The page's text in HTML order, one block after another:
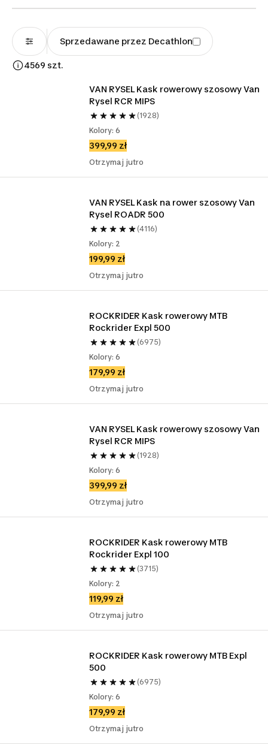
Sprzedawane przez Decathlon
4569 szt.
VAN RYSEL Kask rowerowy szosowy Van
Rysel RCR MIPS
(1928)
Kolory: 6
399,99 zł
Otrzymaj jutro
VAN RYSEL Kask na rower szosowy Van
Rysel ROADR 500
(4116)
Kolory: 2
199,99 zł
Otrzymaj jutro
ROCKRIDER Kask rowerowy MTB
Rockrider Expl 500
(6975)
Kolory: 6
179,99 zł
Otrzymaj jutro
VAN RYSEL Kask rowerowy szosowy Van
Rysel RCR MIPS
(1928)
Kolory: 6
399,99 zł
Otrzymaj jutro
ROCKRIDER Kask rowerowy MTB
Rockrider Expl 100
(3715)
Kolory: 2
119,99 zł
Otrzymaj jutro
ROCKRIDER Kask rowerowy MTB Expl
500
(6975)
Kolory: 6
179,99 zł
Otrzymaj jutro